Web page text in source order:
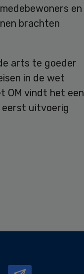
en
brachten
arts te goeder
in de wet
OM vindt het een
eerst uitvoerig